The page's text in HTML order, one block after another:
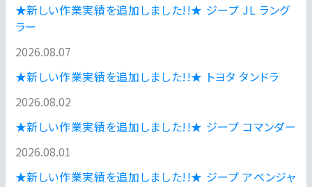
★新しい作業実績を追加しました!!★ ジープ JL ラング
ラー
2026.08.07
★新しい作業実績を追加しました!!★ トヨタ タンドラ
2026.08.02
★新しい作業実績を追加しました!!★ ジープ コマンダー
2026.08.01
★新しい作業実績を追加しました!!★ ジープ アベンジャ